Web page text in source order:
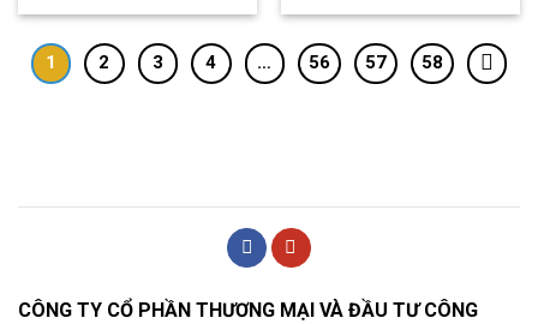
1 2 3 4 … 56 57 58
CÔNG TY CỔ PHẦN THƯƠNG MẠI VÀ ĐẦU TƯ CÔNG